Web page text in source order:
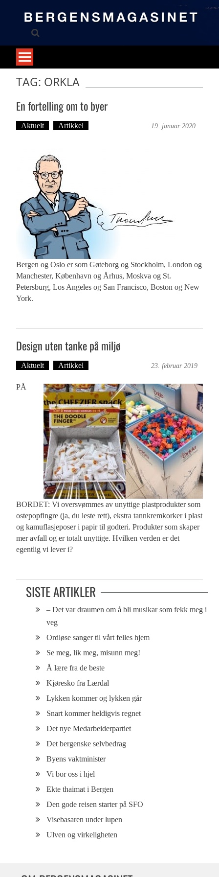
TAG: ORKLA
En fortelling om to byer
Aktuelt Artikkel 19. januar 2020
Bergen og Oslo er som Gøteborg og Stockholm, London og
Manchester, København og Århus, Moskva og St.
Petersburg, Los Angeles og San Francisco, Boston og New
York.
Design uten tanke på miljø
Aktuelt Artikkel 23. februar 2019
PÅ
BORDET: Vi oversvømmes av unyttige plastprodukter som
ostepopfingre (ja, du leste rett), ekstra tannkremkorker i plast
og kamuflasjeposer i papir til godteri. Produkter som skaper
mer avfall og er totalt unyttige. Hvilken verden er det
egentlig vi lever i?
SISTE ARTIKLER
– Det var draumen om å bli musikar som fekk meg i
veg
Ordløse sanger til vårt felles hjem
Se meg, lik meg, misunn meg!
Å lære fra de beste
Kjøresko fra Lærdal
Lykken kommer og lykken går
Snart kommer heldigvis regnet
Det nye Medarbeiderpartiet
Det bergenske selvbedrag
Byens vaktminister
Vi bor oss i hjel
Ekte thaimat i Bergen
Den gode reisen starter på SFO
Visebasaren under lupen
Ulven og virkeligheten